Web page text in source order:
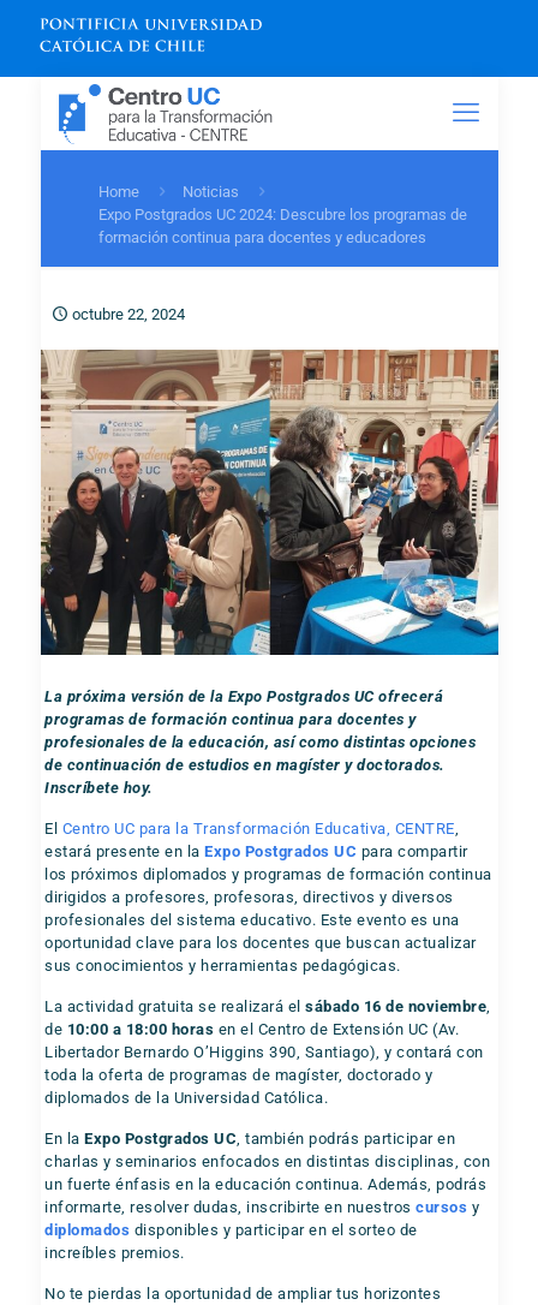
Home
Noticias
Expo Postgrados UC 2024: Descubre los programas de
formación continua para docentes y educadores
octubre 22, 2024
La próxima versión de la Expo Postgrados UC ofrecerá
programas de formación continua para docentes y
profesionales de la educación, así como distintas opciones
de continuación de estudios en magíster y doctorados.
Inscríbete hoy.
El Centro UC para la Transformación Educativa, CENTRE
estará presente en laExpo Postgrados UC para compartir
los próximos diplomados y programas de formación continua
dirigidos a profesores, profesoras, directivos y diversos
profesionales del sistema educativo. Este evento es una
oportunidad clave para los docentes que buscan actualizar
sus conocimientos y herramientas pedagógicas.
La actividad gratuita se realizará elsábado 16 de noviembre
de 10:00 a 18:00 horas en el Centro de Extensión UC (Av.
Libertador Bernardo O’Higgins 390, Santiago), y contará con
toda la oferta de programas de magíster, doctorado y
diplomados de la Universidad Católica.
En laExpo Postgrados UC , también podrás participar en
charlas y seminarios enfocados en distintas disciplinas, con
un fuerte énfasis en la educación continua. Además, podrás
informarte, resolver dudas, inscribirte en nuestroscursos y
diplomados disponibles y participar en el sorteo de
increíbles premios.
No te pierdas la oportunidad de ampliar tus horizontes